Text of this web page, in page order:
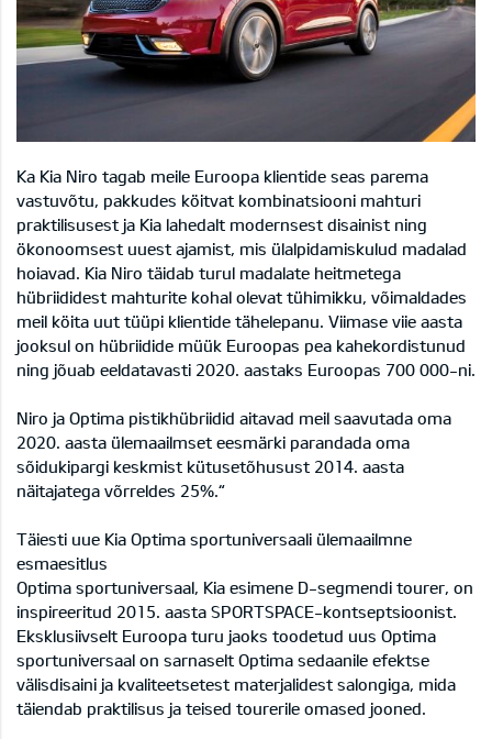
Ka Kia Niro tagab meile Euroopa klientide seas parema
vastuvõtu, pakkudes köitvat kombinatsiooni mahturi
praktilisusest ja Kia lahedalt modernsest disainist ning
ökonoomsest uuest ajamist, mis ülalpidamiskulud madalad
hoiavad. Kia Niro täidab turul madalate heitmetega
hübriididest mahturite kohal olevat tühimikku, võimaldades
meil köita uut tüüpi klientide tähelepanu. Viimase viie aasta
jooksul on hübriidide müük Euroopas pea kahekordistunud
ning jõuab eeldatavasti 2020. aastaks Euroopas 700 000-ni.
Niro ja Optima pistikhübriidid aitavad meil saavutada oma
2020. aasta ülemaailmset eesmärki parandada oma
sõidukipargi keskmist kütusetõhusust 2014. aasta
näitajatega võrreldes 25%.“
Täiesti uue Kia Optima sportuniversaali ülemaailmne
esmaesitlus
Optima sportuniversaal, Kia esimene D-segmendi tourer, on
inspireeritud 2015. aasta SPORTSPACE-kontseptsioonist.
Eksklusiivselt Euroopa turu jaoks toodetud uus Optima
sportuniversaal on sarnaselt Optima sedaanile efektse
välisdisaini ja kvaliteetsetest materjalidest salongiga, mida
täiendab praktilisus ja teised tourerile omased jooned.